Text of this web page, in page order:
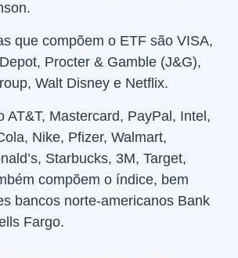
que compõem o ETF são VISA,
Procter & Gamble (J&G),
Walt Disney e Netflix.
AT&T, Mastercard, PayPal, Intel,
Nike, Pfizer, Walmart,
Starbucks, 3M, Target,
compõem o índice, bem
bancos norte-americanos Bank
Fargo.